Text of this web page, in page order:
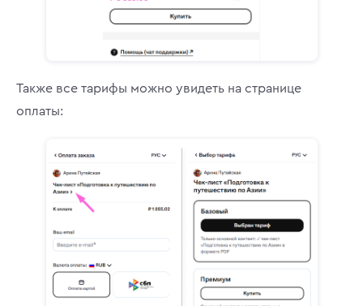
Также все тарифы можно увидеть на странице
оплаты: